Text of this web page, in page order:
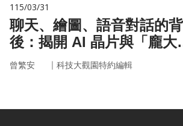
115/03/31
聊天、繪圖、語音對話的背
後：揭開 AI 晶片與「龐大
力」的真面目
曾繁安 ｜ 科技大觀園特約編輯